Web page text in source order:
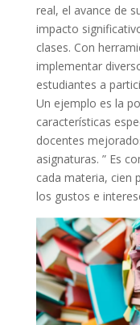
real, el avance de
impacto
clases. Con
implementar
estudiantes a
Un ejemplo es la
características
docentes
asignaturas. ” Es
cada materia, cien
los gustos e